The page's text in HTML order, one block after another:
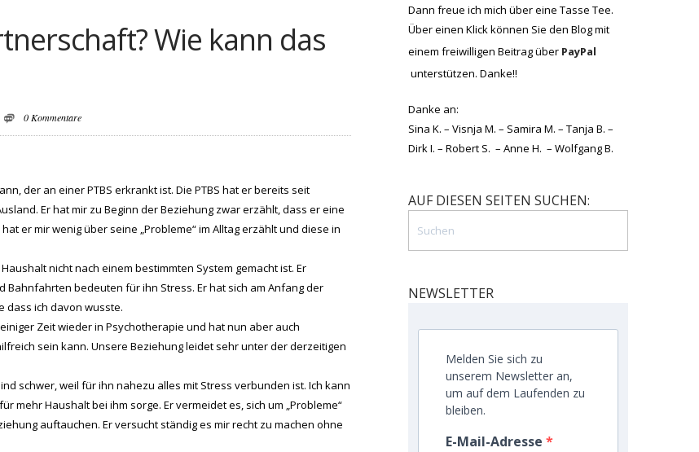
Wie kann das
0 Kommentare
der an einer PTBS erkrankt ist. Die PTBS hat er bereits seit
Er hat mir zu Beginn der Beziehung zwar erzählt, dass er eine
er mir wenig über seine „Probleme“ im Alltag erzählt und diese in
nicht nach einem bestimmten System gemacht ist. Er
bedeuten für ihn Stress. Er hat sich am Anfang der
dass ich davon wusste.
Zeit wieder in Psychotherapie und hat nun aber auch
sein kann. Unsere Beziehung leidet sehr unter der derzeitigen
schwer, weil für ihn nahezu alles mit Stress verbunden ist. Ich kann
mehr Haushalt bei ihm sorge. Er vermeidet es, sich um „Probleme“
auftauchen. Er versucht ständig es mir recht zu machen ohne
Dann freue ich mich über eine Tasse Tee.
Über einen Klick können Sie den Blog mit
einem freiwilligen Beitrag über PayPal
unterstützen. Danke!!
Danke an:
Sina K. – Visnja M. – Samira M. – Tanja B. –
Dirk I. – Robert S. – Anne H. – Wolfgang B.
AUF DIESEN SEITEN SUCHEN:
NEWSLETTER
Melden Sie sich zu
unserem Newsletter an,
um auf dem Laufenden zu
bleiben.
E-Mail-Adresse